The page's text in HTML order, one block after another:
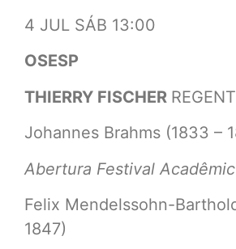
4 JUL SÁB 13:00
OSESP
THIERRY FISCHER
Johannes Brahms (1833 –
Abertura Festival
Felix Mendelssohn-
1847)